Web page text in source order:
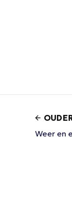
Weer en